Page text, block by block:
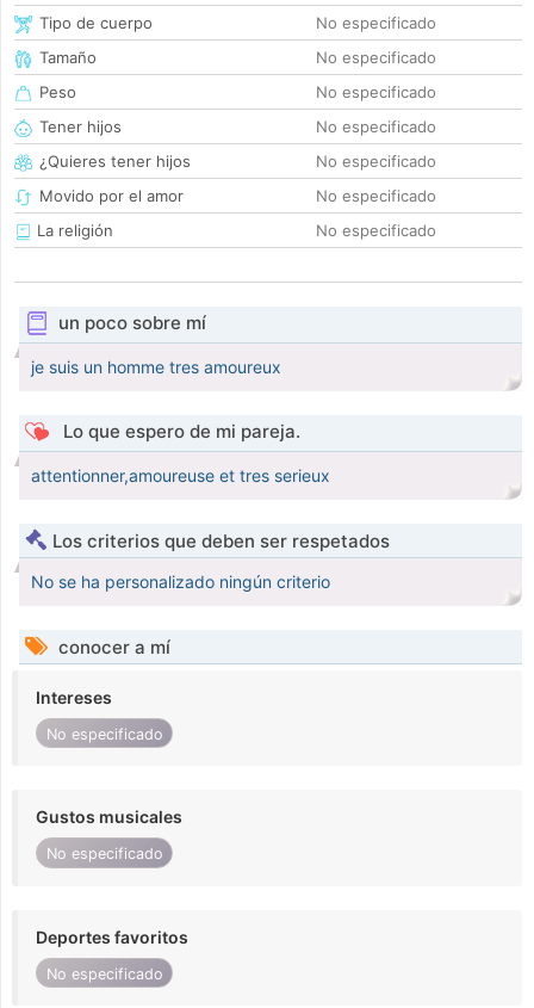
Tipo de cuerpo
No especificado
Tamaño
No especificado
Peso
No especificado
Tener hijos
No especificado
¿Quieres tener hijos
No especificado
Movido por el amor
No especificado
La religión
No especificado
un poco sobre mí
je suis un homme tres amoureux
Lo que espero de mi pareja.
attentionner,amoureuse et tres serieux
Los criterios que deben ser respetados
No se ha personalizado ningún criterio
conocer a mí
Intereses
No especificado
Gustos musicales
No especificado
Deportes favoritos
No especificado